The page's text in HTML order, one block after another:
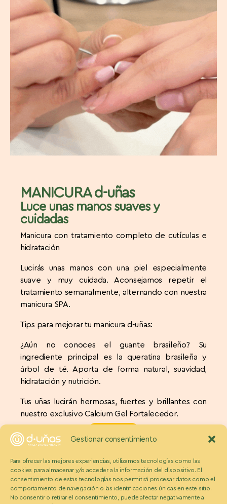
Gestionar consentimiento
Para ofrecer las mejores experiencias, utilizamos tecnologías como las
cookies para almacenar y/o acceder a la información del dispositivo. El
consentimiento de estas tecnologías nos permitirá procesar datos como el
comportamiento de navegación o las identificaciones únicas en este sitio.
No consentir o retirar el consentimiento, puede afectar negativamente a
MANICURA d-uñas
Luce unas manos suaves y
cuidadas
Manicura con tratamiento completo de cutículas e
hidratación
Lucirás unas manos con una piel especialmente
suave y muy cuidada. Aconsejamos repetir el
tratamiento semanalmente, alternando con nuestra
manicura SPA.
Tips para mejorar tu manicura d-uñas:
¿Aún no conoces el guante brasileño? Su
ingrediente principal es la queratina brasileña y
árbol de té. Aporta de forma natural, suavidad,
hidratación y nutrición.
Tus uñas lucirán hermosas, fuertes y brillantes con
nuestro exclusivo Calcium Gel Fortalecedor.
MANICURA SPA
Manicura con tratamiento